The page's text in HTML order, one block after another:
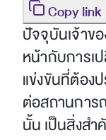
Copy link
ปัจจุบันเจ้าข
หน้ากับการเ
แข่งขันที่ต้อง
ต่อสถานการ
นั้น เป็นสิ่งส